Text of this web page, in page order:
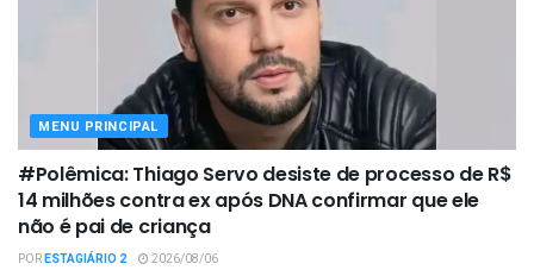
MENU PRINCIPAL
#Polêmica: Thiago Servo desiste de processo de R$
14 milhões contra ex após DNA confirmar que ele
não é pai de criança
PORESTAGIÁRIO 2 2026/08/06